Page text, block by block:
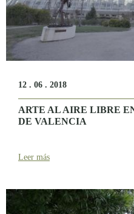
12 . 06 . 2018
ARTE AL AIRE LIBRE
DE VALENCIA
Leer más